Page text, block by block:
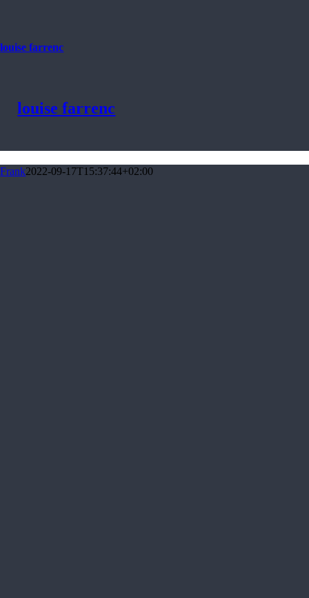
louise farrenc
louise farrenc
Frank2022-09-17T15:37:44+02:00